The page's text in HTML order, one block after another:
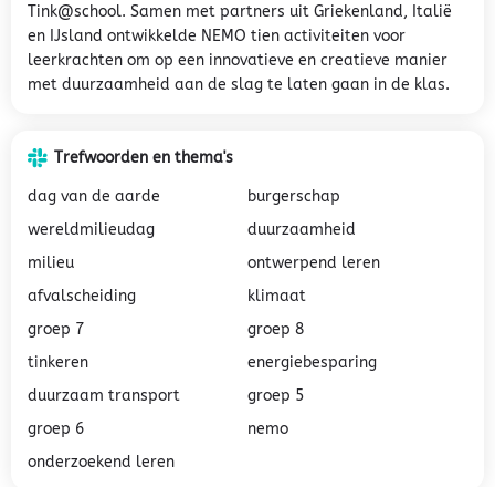
Tink@school. Samen met partners uit Griekenland, Italië
en IJsland ontwikkelde NEMO tien activiteiten voor
leerkrachten om op een innovatieve en creatieve manier
met duurzaamheid aan de slag te laten gaan in de klas.
Trefwoorden en thema's
dag van de aarde
burgerschap
wereldmilieudag
duurzaamheid
milieu
ontwerpend leren
afvalscheiding
klimaat
groep 7
groep 8
tinkeren
energiebesparing
duurzaam transport
groep 5
groep 6
nemo
onderzoekend leren